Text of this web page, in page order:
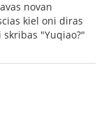
novan
kiel oni diras
"Yuqiao?"